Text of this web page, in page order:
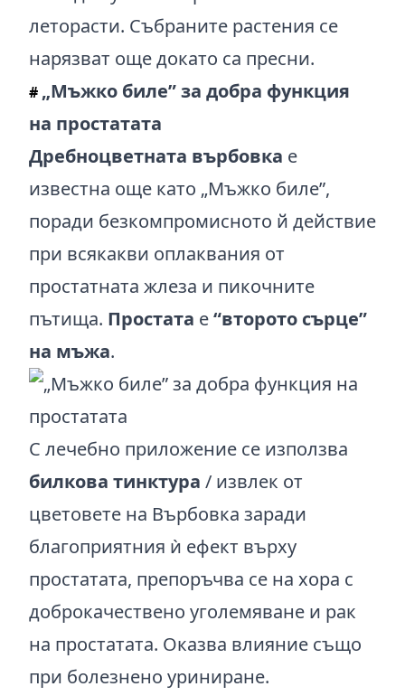
леторасти. Събраните растения се
нарязват още докато са пресни.
# „Мъжко биле” за добра функция
на простатата
Дребноцветната върбовка е
известна още като „Мъжко биле”,
поради безкомпромисното й действие
при всякакви оплаквания от
простатната жлеза и пикочните
пътища. Простата е“второто сърце”
на мъжа.
С лечебно приложение се използва
билкова тинктура / извлек от
цветовете на Върбовка заради
благоприятния ѝ ефект върху
простатата, препоръчва се на хора с
доброкачествено уголемяване и рак
на простатата. Оказва влияние също
при болезнено уриниране.